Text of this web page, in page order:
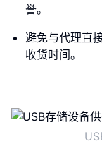
誉。
避免与代理直
收货时间。